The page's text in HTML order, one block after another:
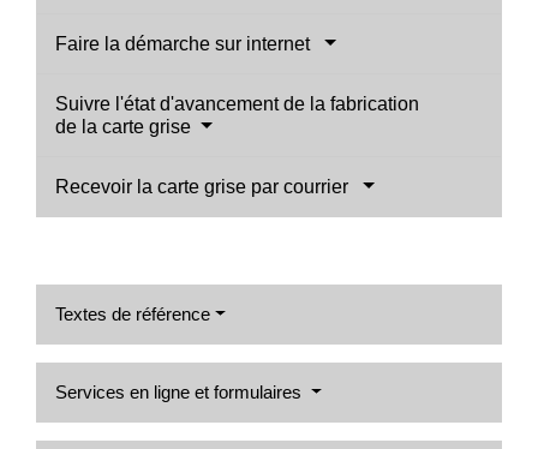
Faire la démarche sur internet
Suivre l'état d'avancement de la fabrication
de la carte grise
Recevoir la carte grise par courrier
Textes de référence
Services en ligne et formulaires